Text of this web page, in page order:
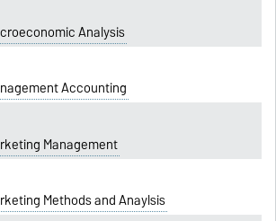
Analysis
Accounting
Management
Methods and Anaylsis